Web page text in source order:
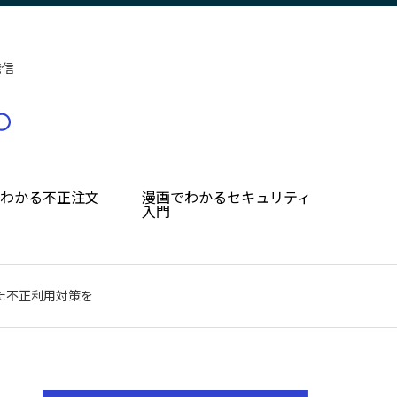
かる不正注文
漫画でわかるセキュリティ
入門
不正利用対策を